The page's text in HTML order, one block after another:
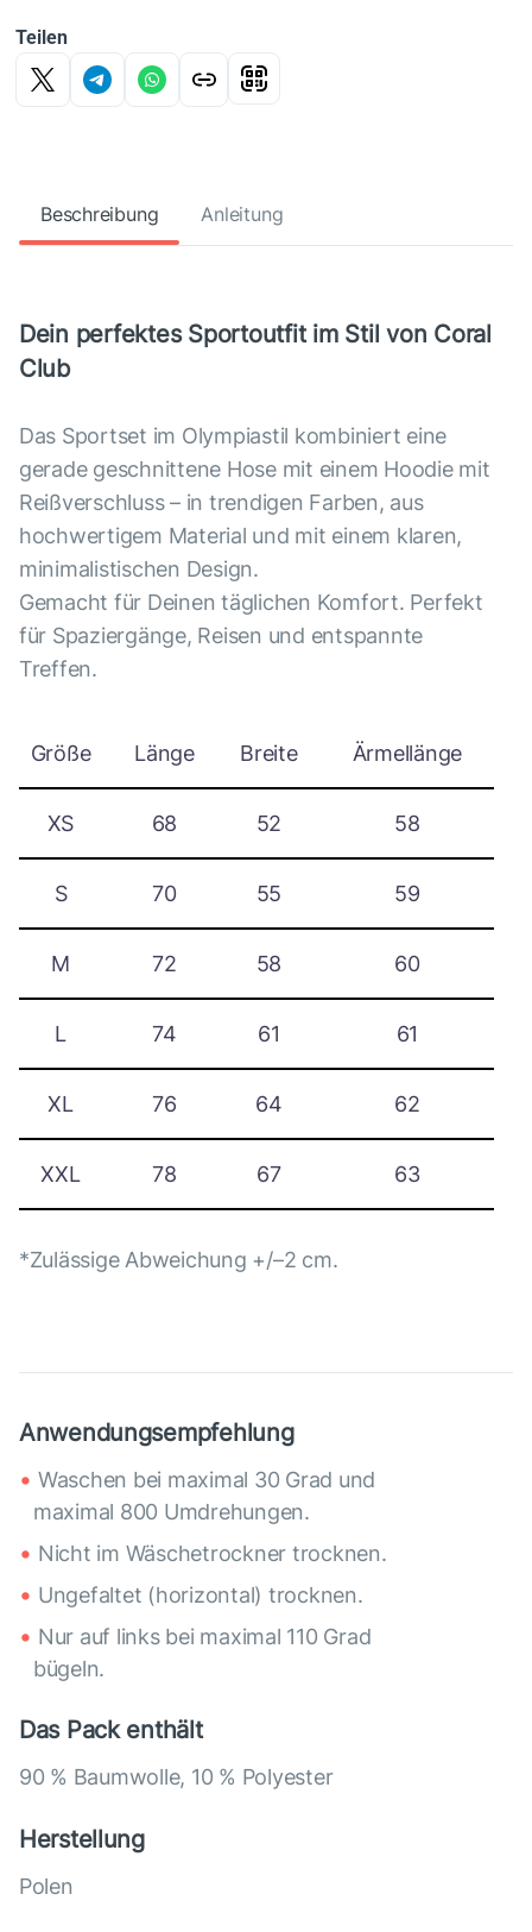
Teilen
Beschreibung Anleitung
Dein perfektes Sportoutfit im Stil von Coral
Club
Das Sportset im Olympiastil kombiniert eine
gerade geschnittene Hose mit einem Hoodie mit
Reißverschluss – in trendigen Farben, aus
hochwertigem Material und mit einem klaren,
minimalistischen Design.
Gemacht für Deinen täglichen Komfort. Perfekt
für Spaziergänge, Reisen und entspannte
Treffen.
Größe Länge Breite Ärmellänge
XS 68 52 58
S 70 55 59
M 72 58 60
L 74 61 61
XL 76 64 62
XXL 78 67 63
*Zulässige Abweichung +/–2 cm.
Anwendungsempfehlung
Waschen bei maximal 30 Grad und
maximal 800 Umdrehungen.
Nicht im Wäschetrockner trocknen.
Ungefaltet (horizontal) trocknen.
Nur auf links bei maximal 110 Grad
bügeln.
Das Pack enthält
90 % Baumwolle, 10 % Polyester
Herstellung
Polen